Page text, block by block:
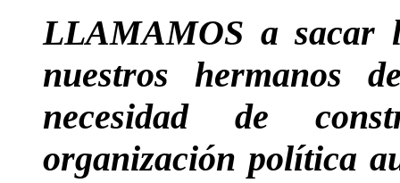
LLAMAMOS a sacar
nuestros hermanos
necesidad de
organización política